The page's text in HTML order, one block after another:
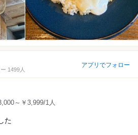
1499人
アプリでフォロー
～￥3,999/1人
た